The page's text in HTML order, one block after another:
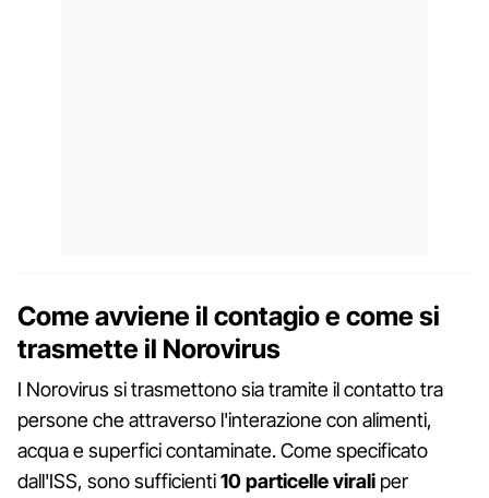
Come avviene il contagio e come si
trasmette il Norovirus
I Norovirus si trasmettono sia tramite il contatto tra
persone che attraverso l'interazione con alimenti,
acqua e superfici contaminate. Come specificato
dall'ISS, sono sufficienti10 particelle virali per